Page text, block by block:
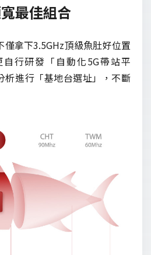
最佳組合
拿下3.5GHz頂級魚肚好位置
行研發「自動化5G帶站平
析進行「基地台選址」，不斷